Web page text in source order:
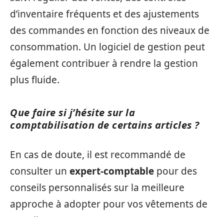
d’inventaire fréquents et des ajustements
des commandes en fonction des niveaux de
consommation. Un logiciel de gestion peut
également contribuer à rendre la gestion
plus fluide.
Que faire si j’hésite sur la
comptabilisation de certains articles ?
En cas de doute, il est recommandé de
consulter un expert-comptable pour des
conseils personnalisés sur la meilleure
approche à adopter pour vos vêtements de